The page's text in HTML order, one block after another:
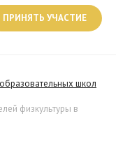
ПРИНЯТЬ УЧАСТИЕ
школ
физкультуры в